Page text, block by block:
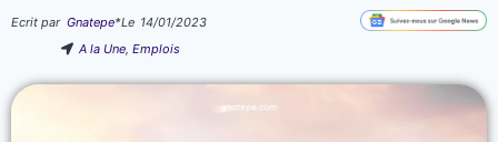
Ecrit par Gnatepe*Le 14/01/2023
A la Une,Emplois